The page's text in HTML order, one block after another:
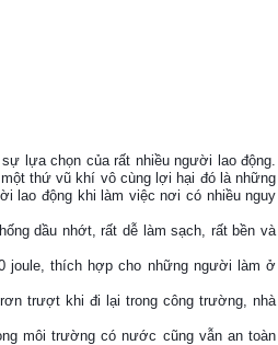
lựa chọn của rất nhiều người lao động.
thứ vũ khí vô cùng lợi hại đó là những
lao động khi làm việc nơi có nhiều nguy
dầu nhớt, rất dễ làm sạch, rất bền và
joule, thích hợp cho những người làm ở
trượt khi đi lại trong công trường, nhà
môi trường có nước cũng vẫn an toàn